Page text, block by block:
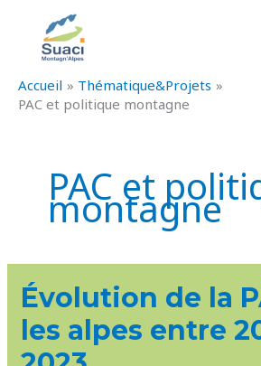
contenu
Accueil
Thématique&Projets
PAC et politique montagne
PAC et
montagne
Évolution de la
les alpes entre
ÉVOLUTION
DE
LA
PAC
DANS
LES